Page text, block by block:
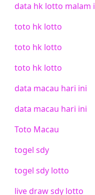
data hk lotto malam
toto hk lotto
toto hk lotto
toto hk lotto
data macau hari ini
data macau hari ini
Toto Macau
togel sdy
togel sdy lotto
live draw sdy lotto